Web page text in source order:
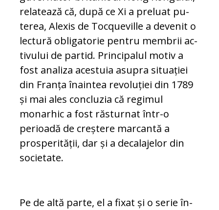
relatează că, după ce Xi a preluat pu­
terea, Alexis de Tocqueville a devenit o
lectură obligatorie pentru membrii ac­
ti­vului de partid. Principalul motiv a
fost analiza acestuia asupra situației
din Fran­ța înaintea revoluției din 1789
și mai ales concluzia că regimul
monarhic a fost răs­turnat într-o
perioadă de creștere mar­cantă a
prosperității, dar și a decalajelor din
societate.
Pe de altă parte, el a fixat și o serie în­